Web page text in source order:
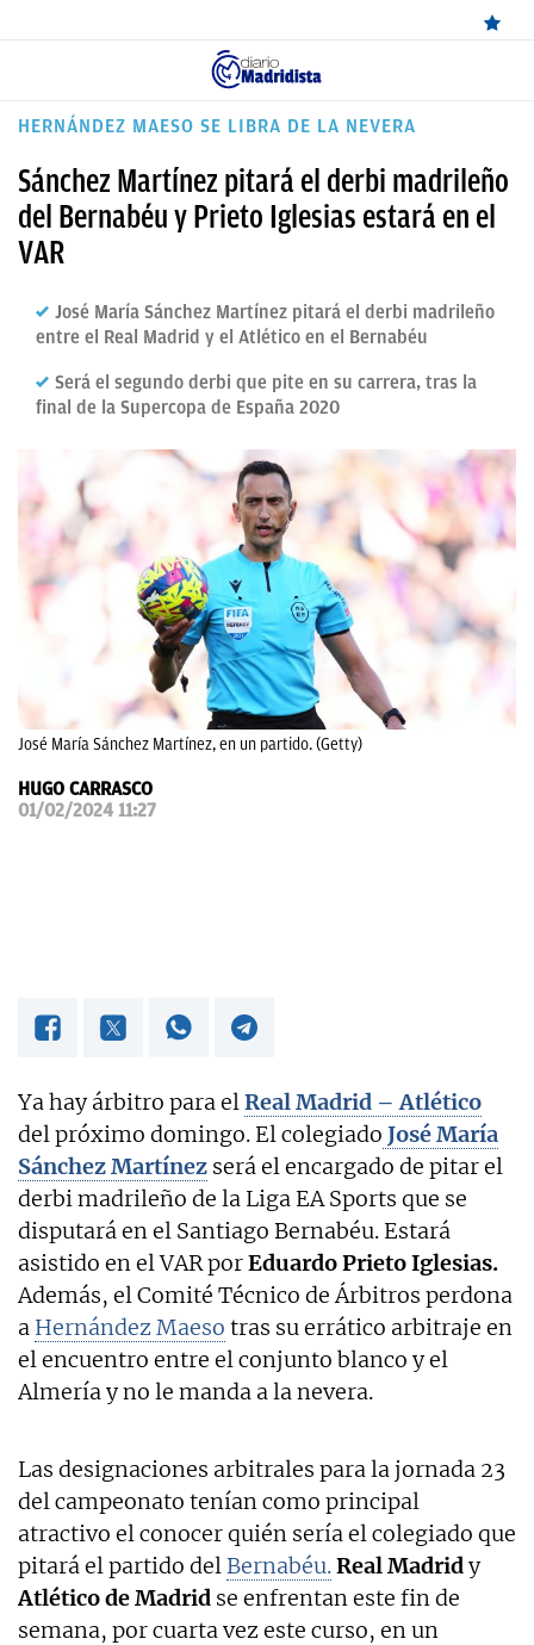
ÚLTIMAS
REAL
MADRID
CANTERA
FICHAJES
FEMENINO
PAPARAZZI
OKDIARIO
HERNÁNDEZ MAESO SE LIBRA DE LA NEVERA
Sánchez Martínez pitará el derbi madrileño
del Bernabéu y Prieto Iglesias estará en el
VAR
José María Sánchez Martínez pitará el derbi madrileño
entre el Real Madrid y el Atlético en el Bernabéu
Será el segundo derbi que pite en su carrera, tras la
final de la Supercopa de España 2020
José María Sánchez Martínez, en un partido. (Getty)
HUGO CARRASCO
01/02/2024 11:27
Ya hay árbitro para elReal Madrid – Atlético
del próximo domingo. El colegiado José María
Sánchez Martínez será el encargado de pitar el
derbi madrileño de la Liga EA Sports que se
disputará en el Santiago Bernabéu. Estará
asistido en el VAR porEduardo Prieto Iglesias.
Además, el Comité Técnico de Árbitros perdona
a Hernández Maeso tras su errático arbitraje en
el encuentro entre el conjunto blanco y el
Almería y no le manda a la nevera.
Las designaciones arbitrales para la jornada 23
del campeonato tenían como principal
atractivo el conocer quién sería el colegiado que
pitará el partido del Bernabéu.Real Madridy
Atlético de Madrid se enfrentan este fin de
semana, por cuarta vez este curso, en un